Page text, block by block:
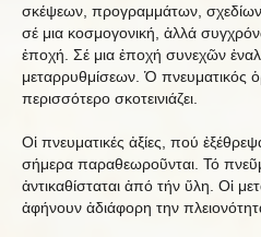
σκέψεων, προγραμμάτων,
σέ μια κοσμογονική, ἀλλά
ἐποχή. Σέ μια ἐποχή συνεχῶν
μεταρρυθμίσεων. Ὁ πνευματικός
περισσότερο σκοτεινιάζει.
Οἱ πνευματικές ἀξίες, πού
σήμερα παραθεωροῦνται. Τό
ἀντικαθίσταται ἀπό τήν ὕλη. Οἱ
ἀφήνουν ἀδιάφορη την